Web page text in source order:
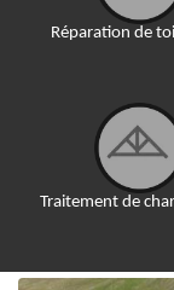
Réparation de
Traitement de